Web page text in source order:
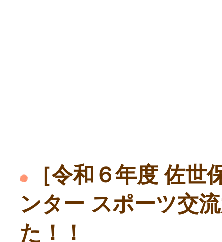
［令和６年度 佐
ンター スポーツ交
た！！